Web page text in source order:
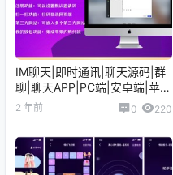
IM聊天|即时通讯|聊天源码|群
聊|聊天APP|PC端|安卓端|苹果
端|H5端|网页端|全开源
2 年前 0 220